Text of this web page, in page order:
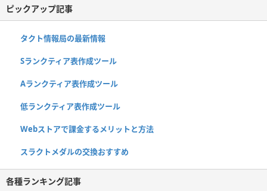
ピックアップ記事
タクト情報局の最新情報
Sランクティア表作成ツール
Aランクティア表作成ツール
低ランクティア表作成ツール
Webストアで課金するメリットと方法
スラクトメダルの交換おすすめ
各種ランキング記事